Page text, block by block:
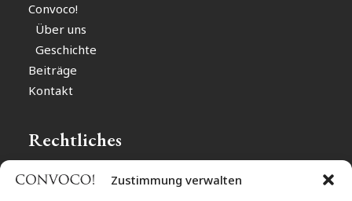
Zustimmung verwalten
Convoco!
Über uns
Geschichte
Beiträge
Kontakt
Rechtliches
Impressum